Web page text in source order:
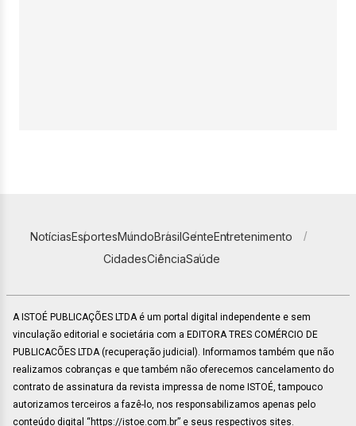
NotíciasEsportesMundoBrasilGenteEntretenimento
CidadesCiênciaSaúde
A ISTOÉ PUBLICAÇÕES LTDA é um portal digital independente e sem
vinculação editorial e societária com a EDITORA TRES COMÉRCIO DE
PUBLICACÕES LTDA (recuperação judicial). Informamos também que não
realizamos cobranças e que também não oferecemos cancelamento do
contrato de assinatura da revista impressa de nome ISTOÉ, tampouco
autorizamos terceiros a fazê-lo, nos responsabilizamos apenas pelo
conteúdo digital “https://istoe.com.br” e seus respectivos sites.